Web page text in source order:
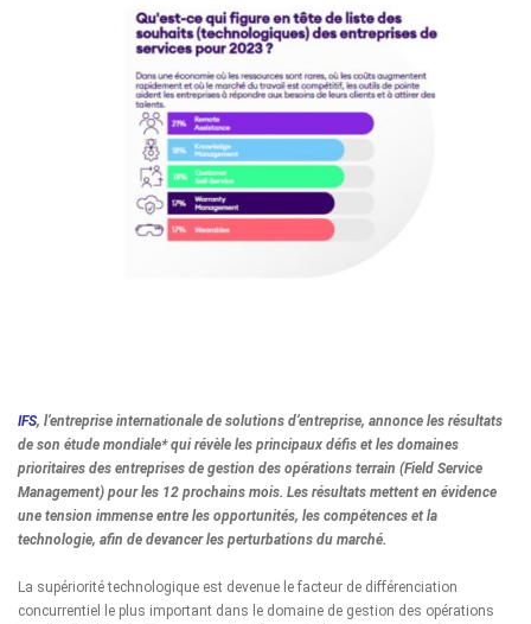
IFS, l’entreprise internationale de solutions d’entreprise, annonce les résultats
de son étude mondiale* qui révèle les principaux défis et les domaines
prioritaires des entreprises de gestion des opérations terrain (Field Service
Management) pour les 12 prochains mois. Les résultats mettent en évidence
une tension immense entre les opportunités, les compétences et la
technologie, afin de devancer les perturbations du marché.
La supériorité technologique est devenue le facteur de différenciation
concurrentiel le plus important dans le domaine de gestion des opérations